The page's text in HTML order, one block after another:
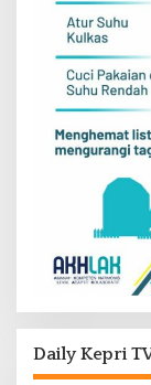
Daily Kepri